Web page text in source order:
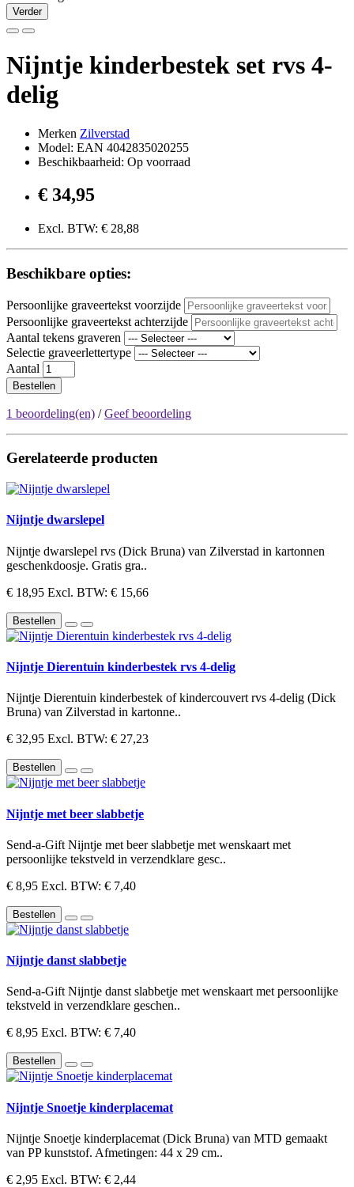
Verder
Nijntje kinderbestek set rvs 4-
delig
Merken Zilverstad
Model: EAN 4042835020255
Beschikbaarheid: Op voorraad
€ 34,95
Excl. BTW: € 28,88
Beschikbare opties:
Persoonlijke graveertekst voorzijde
Persoonlijke graveertekst achterzijde
Aantal tekens graveren
Selectie graveerlettertype
Aantal
Bestellen
1 beoordeling(en) /Geef beoordeling
Gerelateerde producten
Nijntje dwarslepel
Nijntje dwarslepel rvs (Dick Bruna) van Zilverstad in kartonnen
geschenkdoosje. Gratis gra..
€ 18,95 Excl. BTW: € 15,66
Bestellen
Nijntje Dierentuin kinderbestek rvs 4-delig
Nijntje Dierentuin kinderbestek of kindercouvert rvs 4-delig (Dick
Bruna) van Zilverstad in kartonne..
€ 32,95 Excl. BTW: € 27,23
Bestellen
Nijntje met beer slabbetje
Send-a-Gift Nijntje met beer slabbetje met wenskaart met
persoonlijke tekstveld in verzendklare gesc..
€ 8,95 Excl. BTW: € 7,40
Bestellen
Nijntje danst slabbetje
Send-a-Gift Nijntje danst slabbetje met wenskaart met persoonlijke
tekstveld in verzendklare geschen..
€ 8,95 Excl. BTW: € 7,40
Bestellen
Nijntje Snoetje kinderplacemat
Nijntje Snoetje kinderplacemat (Dick Bruna) van MTD gemaakt
van PP kunststof. Afmetingen: 44 x 29 cm..
€ 2,95 Excl. BTW: € 2,44